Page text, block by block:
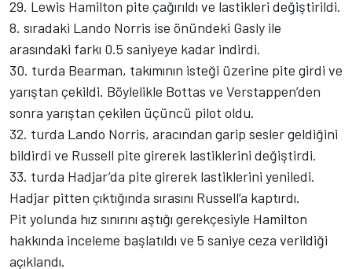
29. Lewis Hamilton pite çağırıldı ve lastikleri değiştirildi.
8. sıradaki Lando Norris ise önündeki Gasly ile
arasındaki farkı 0.5 saniyeye kadar indirdi.
30. turda Bearman, takımının isteği üzerine pite girdi ve
yarıştan çekildi. Böylelikle Bottas ve Verstappen’den
sonra yarıştan çekilen üçüncü pilot oldu.
32. turda Lando Norris, aracından garip sesler geldiğini
bildirdi ve Russell pite girerek lastiklerini değiştirdi.
33. turda Hadjar’da pite girerek lastiklerini yeniledi.
Hadjar pitten çıktığında sırasını Russell’a kaptırdı.
Pit yolunda hız sınırını aştığı gerekçesiyle Hamilton
hakkında inceleme başlatıldı ve 5 saniye ceza verildiği
açıklandı.